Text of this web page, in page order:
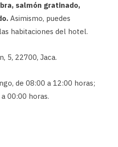
salmón gratinado,
Asimismo, puedes
habitaciones del hotel.
5, 22700, Jaca.
de 08:00 a 12:00 horas;
00:00 horas.